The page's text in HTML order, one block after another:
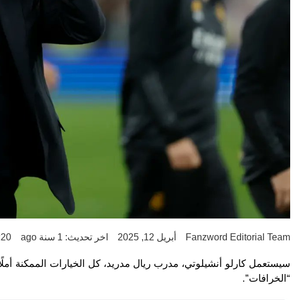
Fanzword Editorial Team أبريل 12, 2025 اخر تحديث: 1 سنة ago
سيستعمل كارلو أنشيلوتي، مدرب ريال مدريد، كل الخيارات الممكنة
“الخرافات”.